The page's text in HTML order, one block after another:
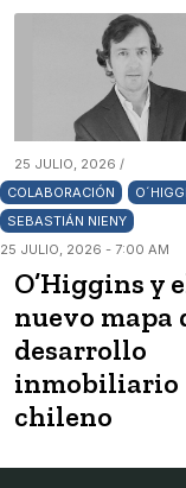
25 JULIO, 2026 /
COLABORACIÓN
SEBASTIÁN NIENY
25 JULIO, 2026 - 7:00 AM
O’Higgins y
nuevo mapa
desarrollo
inmobiliario
chileno